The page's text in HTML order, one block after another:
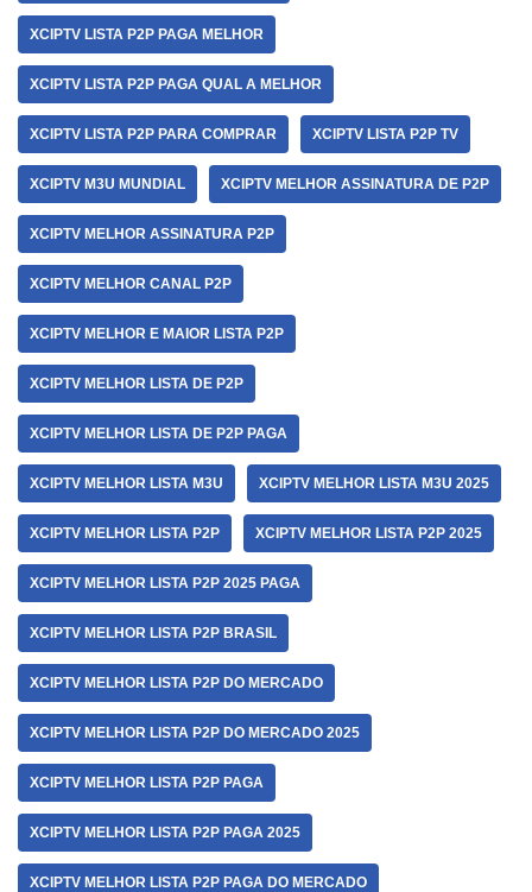
XCIPTV LISTA P2P PAGA MELHOR
XCIPTV LISTA P2P PAGA QUAL A MELHOR
XCIPTV LISTA P2P PARA COMPRAR XCIPTV LISTA P2P TV
XCIPTV M3U MUNDIAL XCIPTV MELHOR ASSINATURA DE P2P
XCIPTV MELHOR ASSINATURA P2P
XCIPTV MELHOR CANAL P2P
XCIPTV MELHOR E MAIOR LISTA P2P
XCIPTV MELHOR LISTA DE P2P
XCIPTV MELHOR LISTA DE P2P PAGA
XCIPTV MELHOR LISTA M3U XCIPTV MELHOR LISTA M3U 2025
XCIPTV MELHOR LISTA P2P XCIPTV MELHOR LISTA P2P 2025
XCIPTV MELHOR LISTA P2P 2025 PAGA
XCIPTV MELHOR LISTA P2P BRASIL
XCIPTV MELHOR LISTA P2P DO MERCADO
XCIPTV MELHOR LISTA P2P DO MERCADO 2025
XCIPTV MELHOR LISTA P2P PAGA
XCIPTV MELHOR LISTA P2P PAGA 2025
XCIPTV MELHOR LISTA P2P PAGA DO MERCADO